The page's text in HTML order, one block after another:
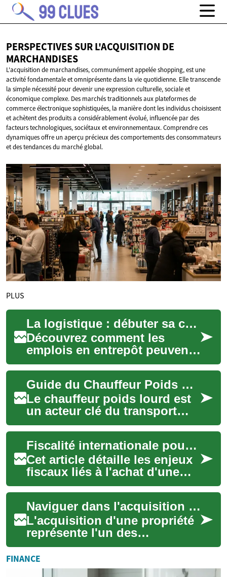
PERSPECTIVES SUR L'ACQUISITION DE
MARCHANDISES
L'acquisition de marchandises, communément appelée shopping, est une
activité fondamentale et omniprésente dans la vie quotidienne. Elle transcende
la simple nécessité pour devenir une expression culturelle, sociale et
économique complexe. Des marchés traditionnels aux plateformes de
commerce électronique sophistiquées, la manière dont les individus choisissent
et achètent des produits a considérablement évolué, influencée par des
facteurs technologiques, sociétaux et environnementaux. Comprendre ces
dynamiques offre un aperçu précieux des comportements des consommateurs
et des tendances du marché global.
PLUS
La logistique : débuter sa carrière en entrepôt
Découvrez comment les
emplois en entrepôt peuvent
être le tremplin idéal pour
une carrière passionnante
dans le domai...
Guide du Chauffeur Poids Lourd : Carrière et Perspectives
Le chauffeur poids lourd est
un acteur clé du transport
routier, alliant compétences
techniques, responsabilité et
op...
Fiscalité internationale pour l'acquisition de résidences de prestige
Cet article détaille les enjeux
fiscaux liés à l'achat d'une
résidence de prestige à
l'étranger, en abordant la
struc...
Naviguer dans l'acquisition de propriété
L'acquisition d'une propriété
représente l'un des
investissements les plus
importants dans une vie. Que
vous envisagi...
FINANCE